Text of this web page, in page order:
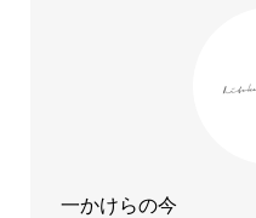
一かけらの今